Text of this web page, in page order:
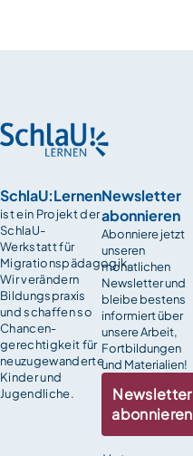
SchlaU:Lernen
ist ein Projekt der
SchlaU-
Werkstatt für
Migrationspädagogik.
Wir verändern
Bildungspraxis
und schaffen so
Chancen­
gerechtigkeit für
neuzugewanderte
Kinder und
Jugendliche.
Newsletter
abonnieren
Abonniere jetzt
unseren
monatlichen
Newsletter und
bleibe bestens
informiert über
unsere Arbeit,
Fortbildungen
und Materialien!
Newsletter
abonnieren